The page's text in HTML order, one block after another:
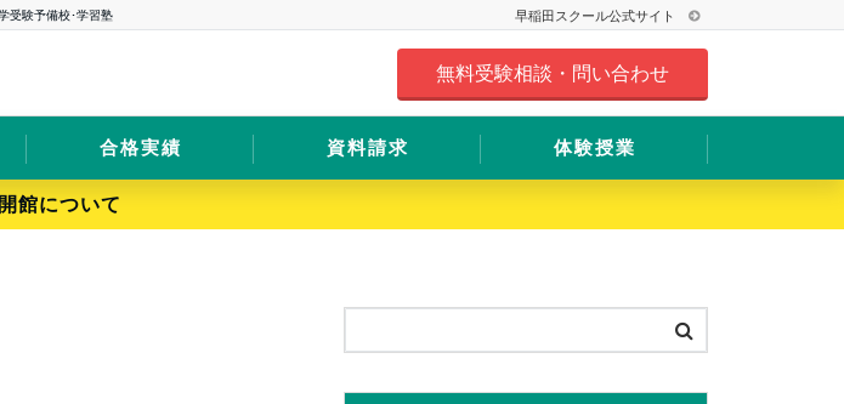
受験予備校･学習塾 早稲田スクール公式サイト
無料受験相談・問い合わせ
合格実績 資料請求 体験授業
館について